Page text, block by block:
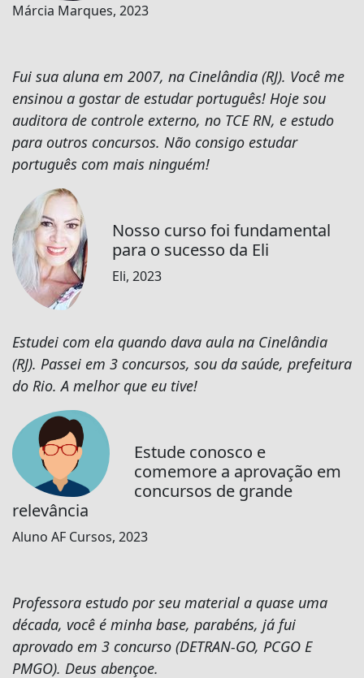
Márcia Marques, 2023
Fui sua aluna em 2007, na Cinelândia (RJ). Você me
ensinou a gostar de estudar português! Hoje sou
auditora de controle externo, no TCE RN, e estudo
para outros concursos. Não consigo estudar
português com mais ninguém!
Nosso curso foi fundamental
para o sucesso da Eli
Eli, 2023
Estudei com ela quando dava aula na Cinelândia
(RJ). Passei em 3 concursos, sou da saúde, prefeitura
do Rio. A melhor que eu tive!
Estude conosco e
comemore a aprovação em
concursos de grande
relevância
Aluno AF Cursos, 2023
Professora estudo por seu material a quase uma
década, você é minha base, parabéns, já fui
aprovado em 3 concurso (DETRAN-GO, PCGO E
PMGO). Deus abençoe.